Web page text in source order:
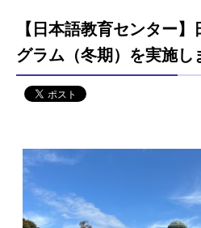
【日本語教育センター
グラム（冬期）を実施し